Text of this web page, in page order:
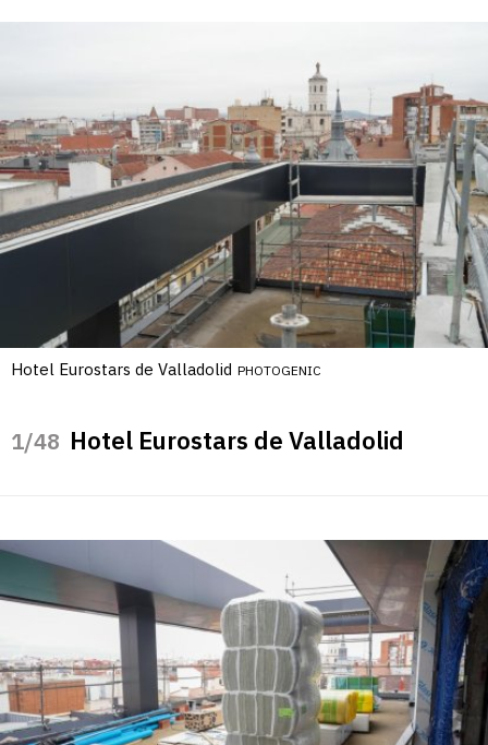
Hotel Eurostars de Valladolid PHOTOGENIC
/48 Hotel Eurostars de Valladolid